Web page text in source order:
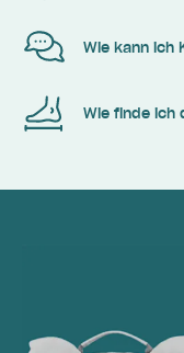
Wie kann ich
Wie finde ich